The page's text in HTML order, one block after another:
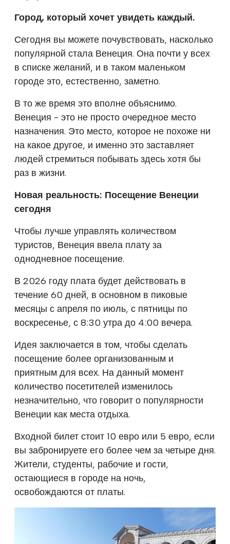
Город, который хочет увидеть каждый.
Сегодня вы можете почувствовать, насколько
популярной стала Венеция. Она почти у всех
в списке желаний, и в таком маленьком
городе это, естественно, заметно.
В то же время это вполне объяснимо.
Венеция - это не просто очередное место
назначения. Это место, которое не похоже ни
на какое другое, и именно это заставляет
людей стремиться побывать здесь хотя бы
раз в жизни.
Новая реальность: Посещение Венеции
сегодня
Чтобы лучше управлять количеством
туристов, Венеция ввела плату за
однодневное посещение.
В 2026 году плата будет действовать в
течение 60 дней, в основном в пиковые
месяцы с апреля по июль, с пятницы по
воскресенье, с 8:30 утра до 4:00 вечера.
Идея заключается в том, чтобы сделать
посещение более организованным и
приятным для всех. На данный момент
количество посетителей изменилось
незначительно, что говорит о популярности
Венеции как места отдыха.
Входной билет стоит 10 евро или 5 евро, если
вы забронируете его более чем за четыре дня.
Жители, студенты, рабочие и гости,
остающиеся в городе на ночь,
освобождаются от платы.